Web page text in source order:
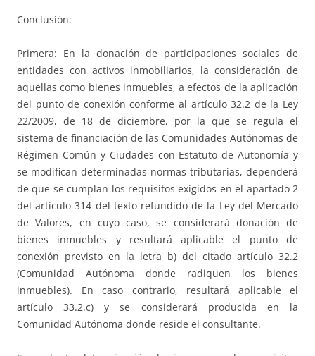
Conclusión:
Primera: En la donación de participaciones sociales de
entidades con activos inmobiliarios, la consideración de
aquellas como bienes inmuebles, a efectos de la aplicación
del punto de conexión conforme al artículo 32.2 de la Ley
22/2009, de 18 de diciembre, por la que se regula el
sistema de financiación de las Comunidades Autónomas de
Régimen Común y Ciudades con Estatuto de Autonomía y
se modifican determinadas normas tributarias, dependerá
de que se cumplan los requisitos exigidos en el apartado 2
del artículo 314 del texto refundido de la Ley del Mercado
de Valores, en cuyo caso, se considerará donación de
bienes inmuebles y resultará aplicable el punto de
conexión previsto en la letra b) del citado artículo 32.2
(Comunidad Autónoma donde radiquen los bienes
inmuebles). En caso contrario, resultará aplicable el
artículo 33.2.c) y se considerará producida en la
Comunidad Autónoma donde reside el consultante.